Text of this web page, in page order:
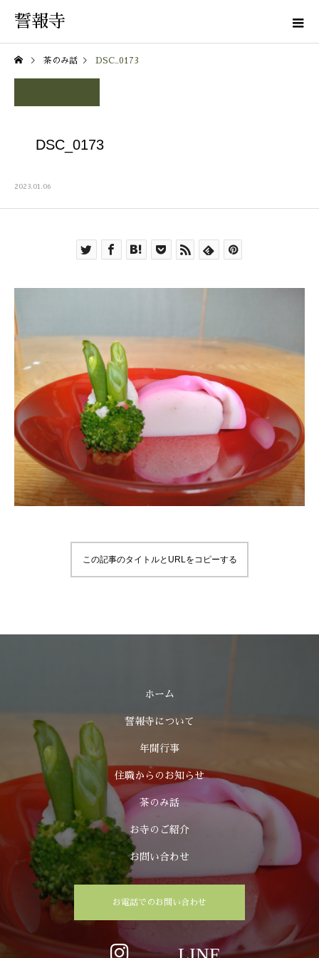
誓報寺
茶のみ話 DSC_0173
DSC_0173
2023.01.06
この記事のタイトルとURLをコピーする
ホーム
誓報寺について
年間行事
住職からのお知らせ
茶のみ話
お寺のご紹介
お問い合わせ
お電話でのお問い合わせ